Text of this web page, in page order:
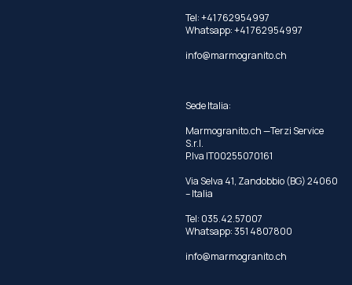
Tel: +41 762954997
Whatsapp:+41 762954997
info@marmogranito.ch
Sede Italia:
Marmogranito.ch —Terzi Service
S.r.l.
P.Iva IT00255070161
Via Selva 41, Zandobbio (BG) 24060
– Italia
Tel: 035.42.57007
Whatsapp:351 4807800
info@marmogranito.ch